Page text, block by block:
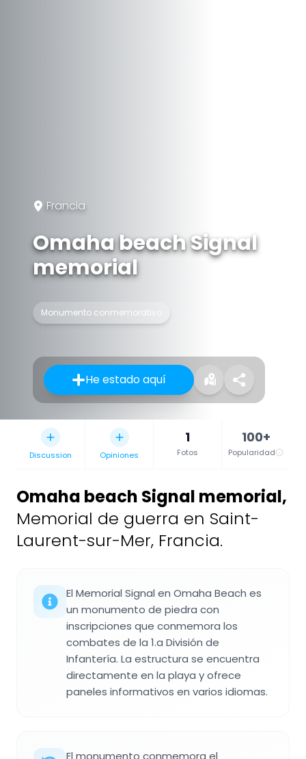
Francia
Omaha beach Signal
memorial
Monumento conmemorativo
He estado aquí
Discussion Opiniones
1
Fotos
100+
Popularidad
Omaha beach Signal memorial,
Memorial de guerra en Saint-
Laurent-sur-Mer, Francia.
El Memorial Signal en Omaha Beach es
un monumento de piedra con
inscripciones que conmemora los
combates de la 1.a División de
Infantería. La estructura se encuentra
directamente en la playa y ofrece
paneles informativos en varios idiomas.
El monumento conmemora el